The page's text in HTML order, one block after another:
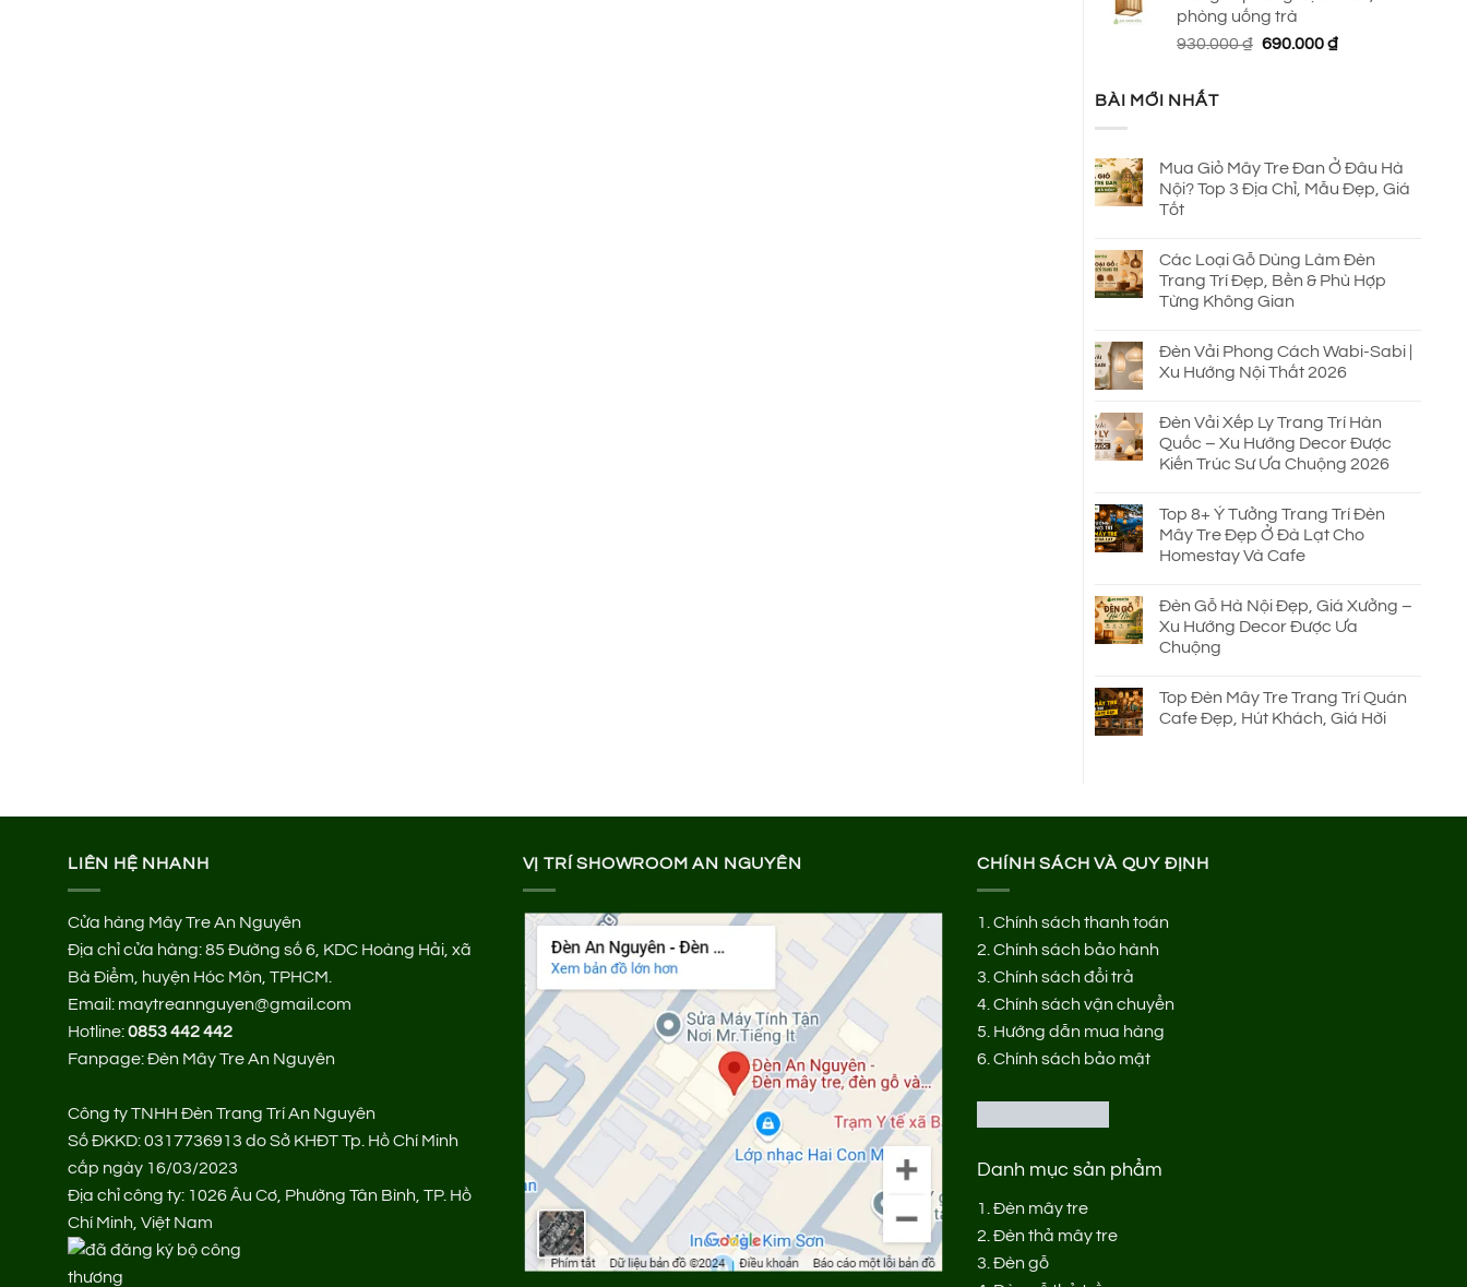
phòng uống trà
930.000₫ Giá
690.000₫Giá
BÀI MỚI NHẤT
Mua Giỏ Mây Tre Đan Ở Đâu Hà
Nội? Top 3 Địa Chỉ, Mẫu Đẹp, Giá
Tốt
Các Loại Gỗ Dùng Làm Đèn
Trang Trí Đẹp, Bền & Phù Hợp
Từng Không Gian
Đèn Vải Phong Cách Wabi-Sabi |
Xu Hướng Nội Thất 2026
Đèn Vải Xếp Ly Trang Trí Hàn
Quốc – Xu Hướng Decor Được
Kiến Trúc Sư Ưa Chuộng 2026
Top 8+ Ý Tưởng Trang Trí Đèn
Mây Tre Đẹp Ở Đà Lạt Cho
Homestay Và Cafe
Đèn Gỗ Hà Nội Đẹp, Giá Xưởng –
Xu Hướng Decor Được Ưa
Chuộng
Top Đèn Mây Tre Trang Trí Quán
Cafe Đẹp, Hút Khách, Giá Hời
LIÊN HỆ NHANH
Cửa hàng Mây Tre An Nguyên
Địa chỉ cửa hàng:85 Đường số 6, KDC Hoàng Hải, xã
Bà Điểm, huyện Hóc Môn, TPHCM.
Email: maytreannguyen@gmail.com
Hotline:0853 442 442
Fanpage:Đèn Mây Tre An Nguyên
Công ty TNHH Đèn Trang Trí An Nguyên
Số ĐKKD: 0317736913 do Sở KHĐT Tp. Hồ Chí Minh
cấp ngày 16/03/2023
Địa chỉ công ty: 1026 Âu Cơ, Phường Tân Bình, TP. Hồ
Chí Minh, Việt Nam
VỊ TRÍ SHOWROOM AN NGUYÊN CHÍNH SÁCH VÀ QUY ĐỊNH
1.Chính sách thanh toán
2.Chính sách bảo hành
3.Chính sách đổi trả
4.Chính sách vận chuyển
5. Hướng dẫn mua hàng
6.Chính sách bảo mật
Danh mục sản phẩm
1.Đèn mây tre
2.Đèn thả mây tre
3.Đèn gỗ